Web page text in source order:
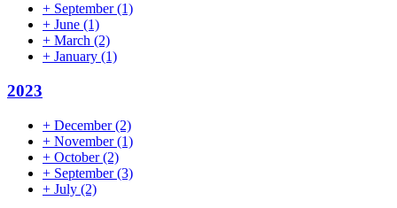
+ September(1)
+ June (1)
+ March (2)
+ January (1)
2023
+ December(2)
+ November(1)
+ October(2)
+ September(3)
+ July (2)